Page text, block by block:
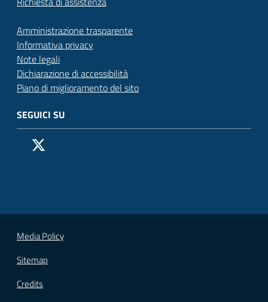
Amministrazione trasparente
Informativa privacy
Note legali
Dichiarazione di accessibilità
Piano di miglioramento del sito
SEGUICI SU
Pagina Facebook del Comune di San Donato Milanese
Vai alla pagina
Media Policy
Sitemap
Credits